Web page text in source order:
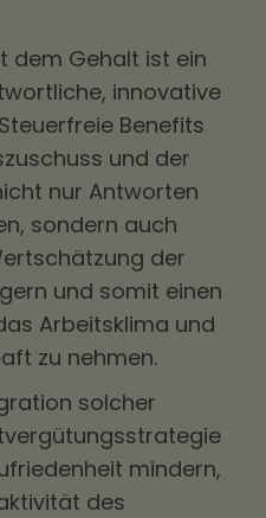
dem Gehalt ist ein
innovative
Benefits
und der
nur Antworten
sondern auch
der
und somit einen
Arbeitsklima und
zu nehmen.
solcher
mindern,
des